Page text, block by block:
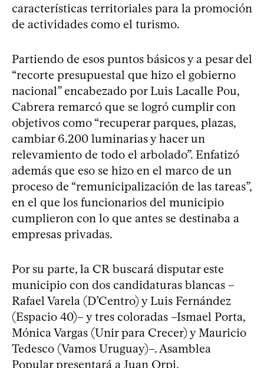
características territoriales para la promoción
de actividades como el turismo.
Partiendo de esos puntos básicos y a pesar del
“recorte presupuestal que hizo el gobierno
nacional” encabezado por Luis Lacalle Pou,
Cabrera remarcó que se logró cumplir con
objetivos como “recuperar parques, plazas,
cambiar 6.200 luminarias y hacer un
relevamiento de todo el arbolado”. Enfatizó
además que eso se hizo en el marco de un
proceso de “remunicipalización de las tareas”,
en el que los funcionarios del municipio
cumplieron con lo que antes se destinaba a
empresas privadas.
Por su parte, la CR buscará disputar este
municipio con dos candidaturas blancas –
Rafael Varela (D’Centro) y Luis Fernández
(Espacio 40)– y tres coloradas –Ismael Porta,
Mónica Vargas (Unir para Crecer) y Mauricio
Tedesco (Vamos Uruguay)–. Asamblea
Popular presentará a Juan Orpi.